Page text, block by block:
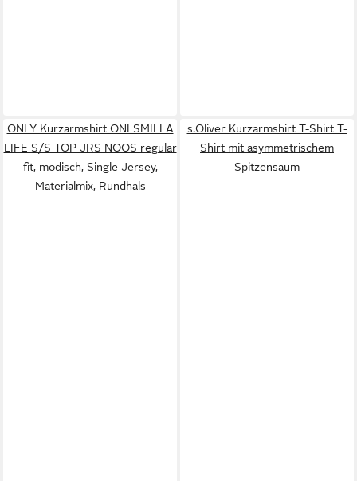
ONLY Kurzarmshirt ONLSMILLA
LIFE S/S TOP JRS NOOS regular
fit, modisch, Single Jersey,
Materialmix, Rundhals
s.Oliver Kurzarmshirt T-Shirt T-
Shirt mit asymmetrischem
Spitzensaum